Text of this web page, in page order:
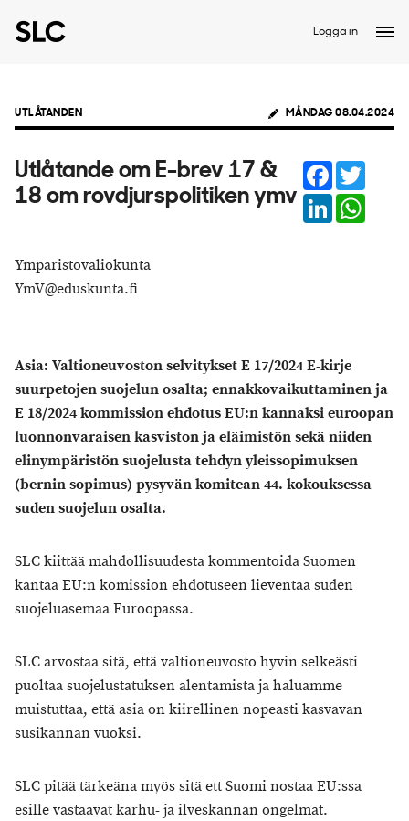
Logga in
UTLÅTANDEN MÅNDAG 08.04.2024
Utlåtande om E-brev 17 &
18 om rovdjurspolitiken ymv
Facebook
LinkedIn
Ympäristövaliokunta
YmV@eduskunta.fi
Asia: Valtioneuvoston selvitykset E 17/2024 E-kirje
suurpetojen suojelun osalta; ennakkovaikuttaminen ja
E 18/2024 kommission ehdotus EU:n kannaksi euroopan
luonnonvaraisen kasviston ja eläimistön sekä niiden
elinympäristön suojelusta tehdyn yleissopimuksen
(bernin sopimus) pysyvän komitean 44. kokouksessa
suden suojelun osalta.
SLC kiittää mahdollisuudesta kommentoida Suomen
kantaa EU:n komission ehdotuseen lieventää suden
suojeluasemaa Euroopassa.
SLC arvostaa sitä, että valtioneuvosto hyvin selkeästi
puoltaa suojelustatuksen alentamista ja haluamme
muistuttaa, että asia on kiirellinen nopeasti kasvavan
susikannan vuoksi.
SLC pitää tärkeäna myös sitä ett Suomi nostaa EU:ssa
esille vastaavat karhu- ja ilveskannan ongelmat.